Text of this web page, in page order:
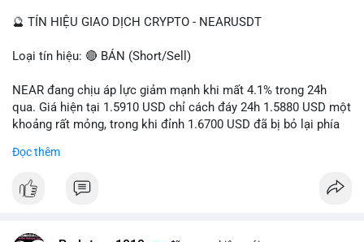
📰 Nguồn: Cointelegraph
🔮 TÍN HIỆU GIAO DỊCH CRYPTO - NEARUSDT
Loại tín hiệu: 🔴 BÁN (Short/Sell)
NEAR đang chịu áp lực giảm mạnh khi mất 4.1% trong 24h
qua. Giá hiện tại 1.5910 USD chỉ cách đáy 24h 1.5880 USD một
khoảng rất mỏng, trong khi đỉnh 1.6700 USD đã bị bỏ lại phía
kiểm soát hoàn toàn. Khối lượng giao dịch 10.29 triệu NEAR
tiếp diễn.
Đọc thêm